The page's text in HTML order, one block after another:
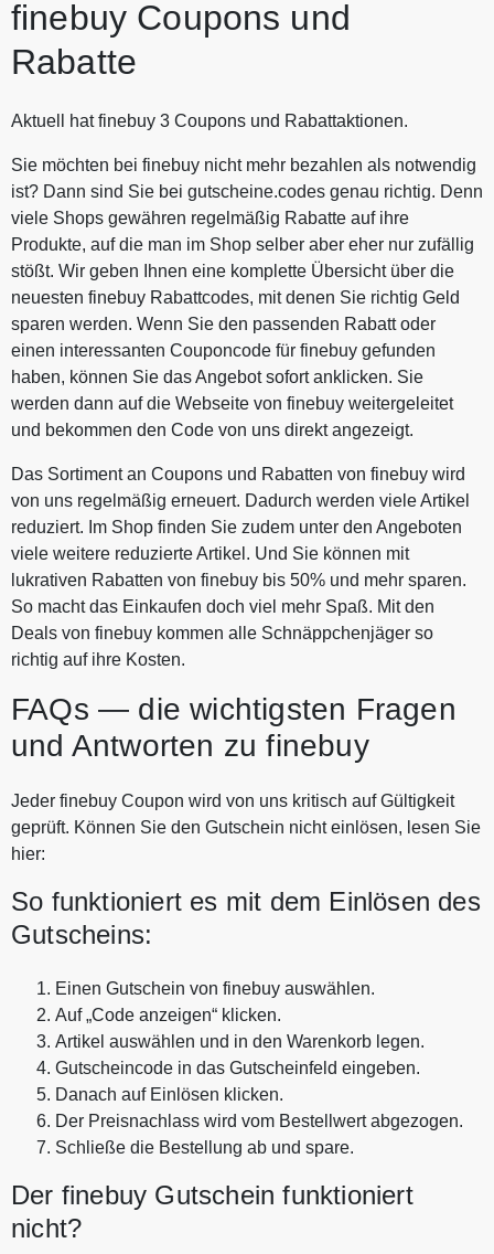
finebuy Coupons und
Rabatte
Aktuell hat finebuy 3 Coupons und Rabattaktionen.
Sie möchten bei finebuy nicht mehr bezahlen als notwendig
ist? Dann sind Sie bei gutscheine.codes genau richtig. Denn
viele Shops gewähren regelmäßig Rabatte auf ihre
Produkte, auf die man im Shop selber aber eher nur zufällig
stößt. Wir geben Ihnen eine komplette Übersicht über die
neuesten finebuy Rabattcodes, mit denen Sie richtig Geld
sparen werden. Wenn Sie den passenden Rabatt oder
einen interessanten Couponcode für finebuy gefunden
haben, können Sie das Angebot sofort anklicken. Sie
werden dann auf die Webseite von finebuy weitergeleitet
und bekommen den Code von uns direkt angezeigt.
Das Sortiment an Coupons und Rabatten von finebuy wird
von uns regelmäßig erneuert. Dadurch werden viele Artikel
reduziert. Im Shop finden Sie zudem unter den Angeboten
viele weitere reduzierte Artikel. Und Sie können mit
lukrativen Rabatten von finebuy bis 50% und mehr sparen.
So macht das Einkaufen doch viel mehr Spaß. Mit den
Deals von finebuy kommen alle Schnäppchenjäger so
richtig auf ihre Kosten.
FAQs — die wichtigsten Fragen
und Antworten zu finebuy
Jeder finebuy Coupon wird von uns kritisch auf Gültigkeit
geprüft. Können Sie den Gutschein nicht einlösen, lesen Sie
hier:
So funktioniert es mit dem Einlösen des
Gutscheins:
Einen Gutschein von finebuy auswählen.
Auf „Code anzeigen“ klicken.
Artikel auswählen und in den Warenkorb legen.
Gutscheincode in das Gutscheinfeld eingeben.
Danach auf Einlösen klicken.
Der Preisnachlass wird vom Bestellwert abgezogen.
Schließe die Bestellung ab und spare.
Der finebuy Gutschein funktioniert
nicht?